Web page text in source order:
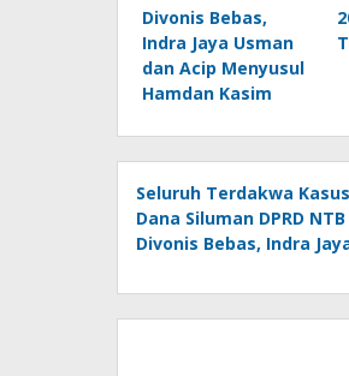
Divonis Bebas,
Indra Jaya Usman
dan Acip Menyusul
Hamdan Kasim
Seluruh Terdakwa Kasus
Dana Siluman DPRD NTB
Divonis Bebas, Indra
Hamdan Kasim